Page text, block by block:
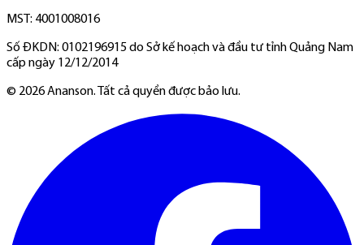
MST: 4001008016
Số ĐKDN: 0102196915 do Sở kế hoạch và đầu tư tỉnh Quảng Nam
cấp ngày 12/12/2014
© 2026Ananson. Tất cả quyền được bảo lưu.